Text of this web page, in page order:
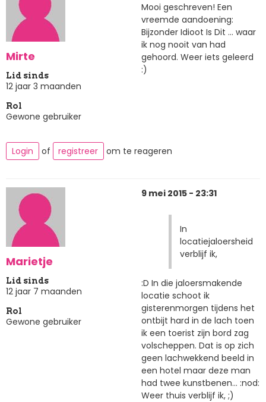
Mirte
Lid sinds
12 jaar 3 maanden
Rol
Gewone gebruiker
Mooi geschreven! Een
vreemde aandoening:
Bijzonder Idioot Is Dit ... waar
ik nog nooit van had
gehoord. Weer iets geleerd
:)
Login of registreer om te reageren
Marietje
Lid sinds
12 jaar 7 maanden
Rol
Gewone gebruiker
9 mei 2015 - 23:31
In
locatiejaloersheid
verblijf ik,
:D In die jaloersmakende
locatie schoot ik
gisterenmorgen tijdens het
ontbijt hard in de lach toen
ik een toerist zijn bord zag
volscheppen. Dat is op zich
geen lachwekkend beeld in
een hotel maar deze man
had twee kunstbenen... :nod:
Weer thuis verblijf ik, ;)